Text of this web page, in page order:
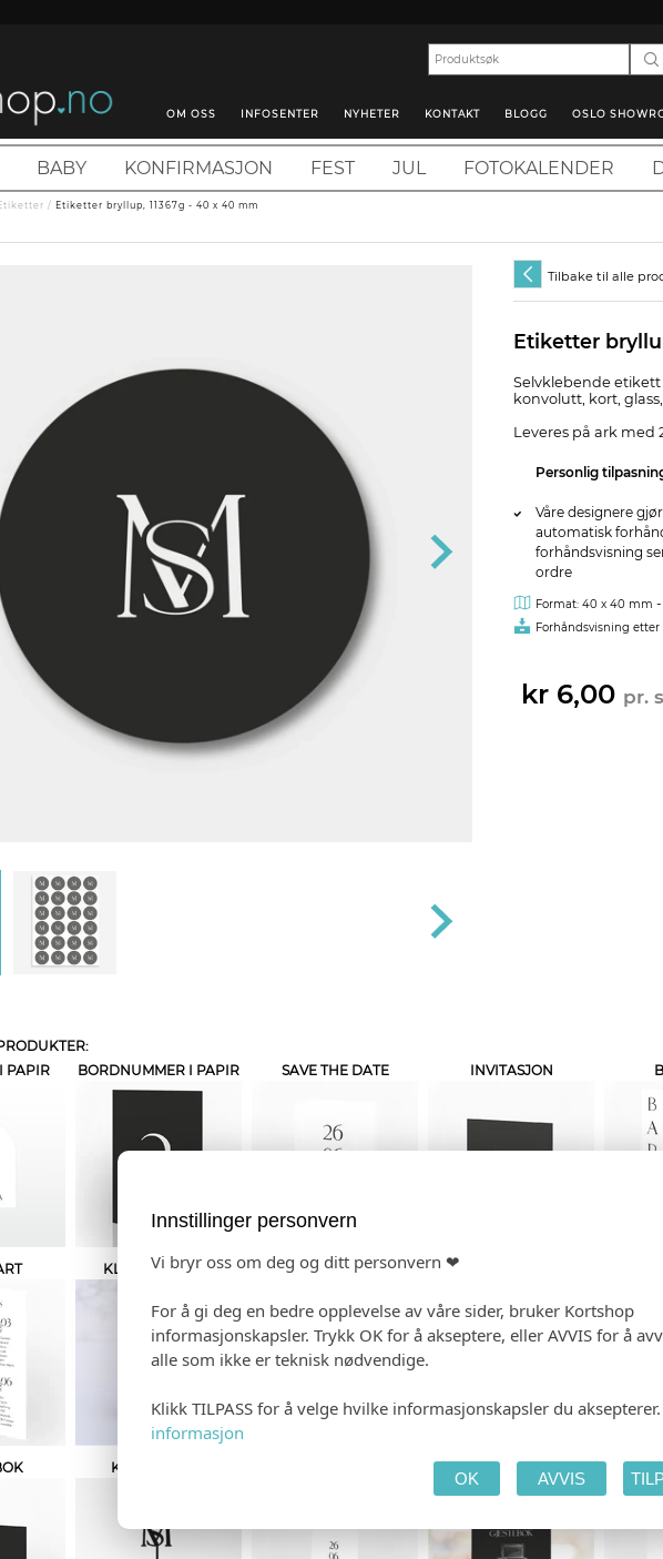
OM OSS INFOSENTER NYHETER KONTAKT BLOGG OSLO
BABY KONFIRMASJON FEST JUL FOTOKALENDER
/ Etiketter bryllup, 11367g - 40 x 40 mm
Tilbake til alle
Etiketter
Selvklebende
konvolutt, kort,
Leveres på ark med
Personlig
Våre designere
automatisk
forhåndsvisning
ordre
Format: 40 x 40 mm -
Forhåndsvisning
kr 6,00 pr.
PAPIR
BORDNUMMER I PAPIR SAVE THE DATE INVITASJON
KLEENEX-BELTE VELKOMSTPLAKATER FLASKEETIKETTER
KAKETOPPER SMÅ PLAKATER
Innstillinger personvern
Vi bryr oss om deg og ditt personvern ❤
For å gi deg en bedre opplevelse av våre sider, bruker Kortshop
informasjonskapsler. Trykk OK for å akseptere, eller AVVIS for å
alle som ikke er teknisk nødvendige.
Klikk TILPASS for å velge hvilke informasjonskapsler du aksepterer.
informasjon
OK AVVIS